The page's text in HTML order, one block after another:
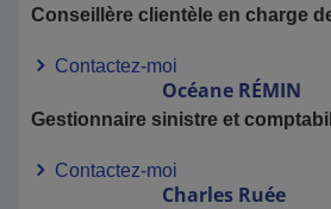
Conseillère clientèle en charge
Contactez-moi
Océane RÉMIN
Gestionnaire sinistre et
Contactez-moi
Charles Ruée